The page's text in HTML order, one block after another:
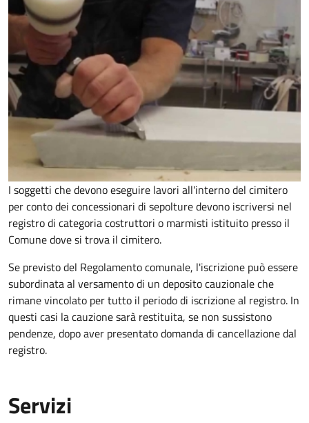
I soggetti che devono eseguire lavori all'interno del cimitero
per conto dei concessionari di sepolture devono iscriversi nel
registro di categoria costruttori o marmisti istituito presso il
Comune dove si trova il cimitero.
Se previsto del Regolamento comunale, l'iscrizione può essere
subordinata al versamento di un deposito cauzionale che
rimane vincolato per tutto il periodo di iscrizione al registro. In
questi casi la cauzione sarà restituita, se non sussistono
pendenze, dopo aver presentato domanda di cancellazione dal
registro.
Servizi